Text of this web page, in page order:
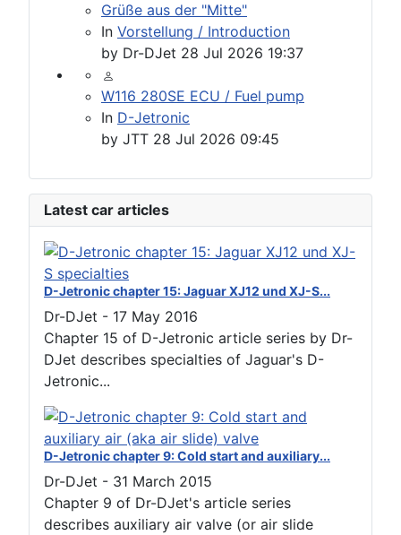
Grüße aus der "Mitte"
In Vorstellung / Introduction
by Dr-DJet 28 Jul 2026 19:37
W116 280SE ECU / Fuel pump
In D-Jetronic
by JTT 28 Jul 2026 09:45
Latest car articles
D-Jetronic chapter 15: Jaguar XJ12 und XJ-S...
Dr-DJet - 17 May 2016
Chapter 15 of D-Jetronic article series by Dr-
DJet describes specialties of Jaguar's D-
Jetronic...
D-Jetronic chapter 9: Cold start and auxiliary...
Dr-DJet - 31 March 2015
Chapter 9 of Dr-DJet's article series
describes auxiliary air valve (or air slide